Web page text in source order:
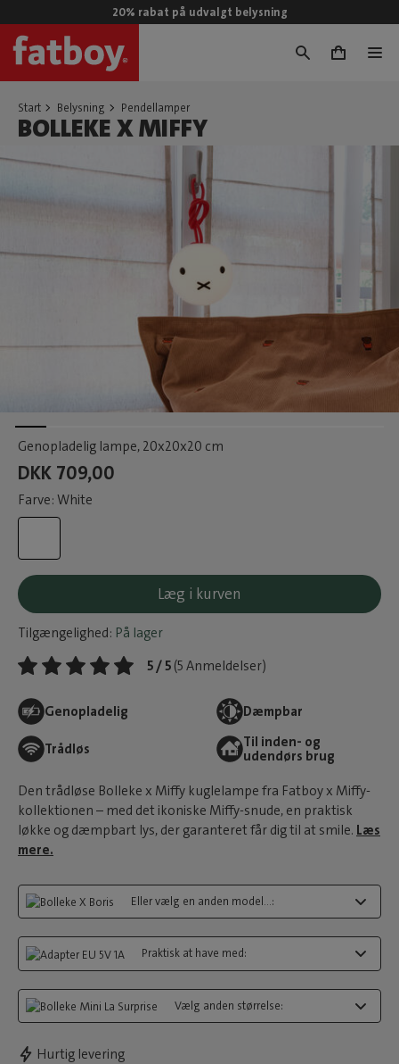
20% rabat på udvalgt belysning
0
Start Belysning Pendellamper
BOLLEKE X MIFFY
Genopladelig lampe, 20x20x20 cm
DKK 709,00
Farve: White
Læg i kurven
Tilgængelighed: På lager
5 / 5 (5 Anmeldelser)
Genopladelig Dæmpbar
Trådløs
Til inden- og
udendørs brug
Den trådløse Bolleke x Miffy kuglelampe fra Fatboy x Miffy-
kollektionen – med det ikoniske Miffy-snude, en praktisk
løkke og dæmpbart lys, der garanteret får dig til at smile. Læs
mere.
Eller vælg en anden model...:
Praktisk at have med:
Vælg anden størrelse:
Hurtig levering